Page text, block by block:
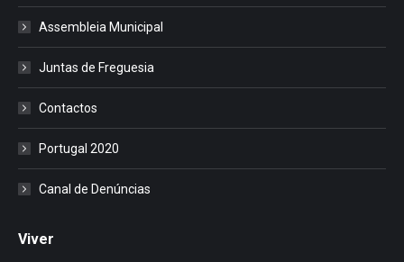
Assembleia Municipal
Juntas de Freguesia
Contactos
Portugal 2020
Canal de Denúncias
Viver